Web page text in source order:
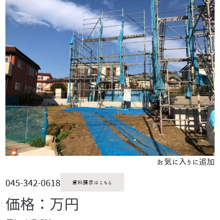
お気に入りに追加
045-342-0618 資料請求はこちら
価格：万円